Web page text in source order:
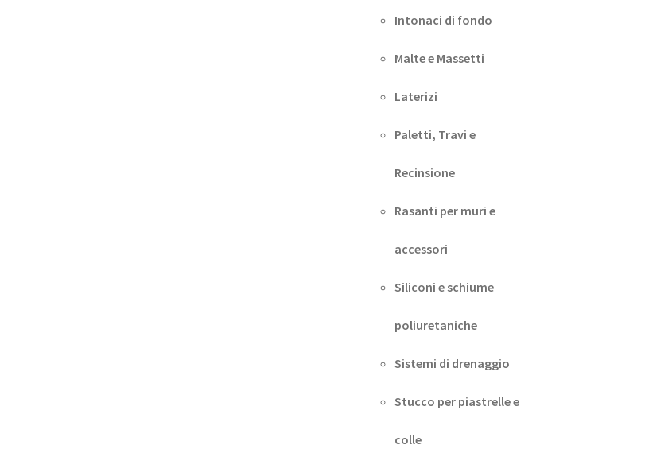
Intonaci di fondo
Malte e Massetti
Laterizi
Paletti, Travi e
Recinsione
Rasanti per muri e
accessori
Siliconi e schiume
poliuretaniche
Sistemi di drenaggio
Stucco per piastrelle e
colle